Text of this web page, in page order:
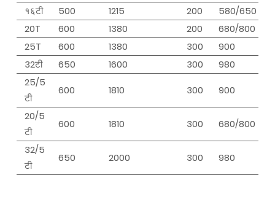
१६टी
500 1215 200
580/650
20T
600 1380 200
680/800
25T
600 1380 300
900
32टी
650 1600 300
980
25/5
टी
600 1810 300
900
20/5
टी
600 1810 300
680/800
32/5
टी
650 2000 300 980